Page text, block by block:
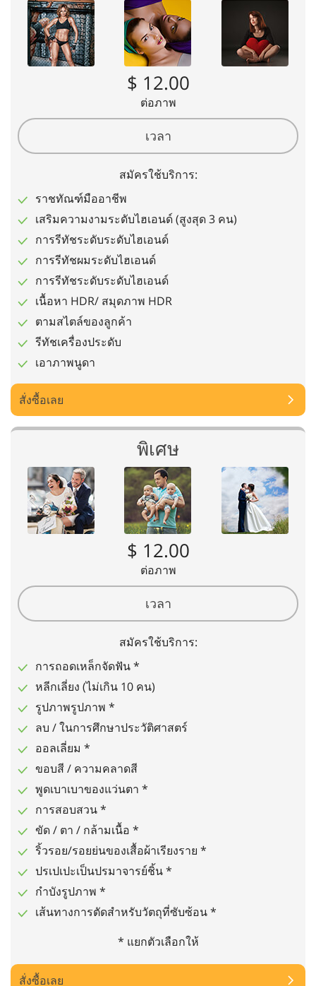
$ 12.00
ต่อภาพ
เวลา
สมัครใช้บริการ:
ราชทัณฑ์มืออาชีพ
เสริมความงามระดับไฮเอนด์ (สูงสุด 3 คน)
การรีทัชระดับระดับไฮเอนด์
การรีทัชผมระดับไฮเอนด์
การรีทัชระดับระดับไฮเอนด์
เนื้อหา HDR/ สมุดภาพ HDR
ตามสไตล์ของลูกค้า
รีทัชเครื่องประดับ
เอาภาพนูดา
สั่งซื้อเลย
พิเศษ
$ 12.00
ต่อภาพ
เวลา
สมัครใช้บริการ:
การถอดเหล็กจัดฟัน *
หลีกเลี่ยง (ไม่เกิน 10 คน)
รูปภาพรูปภาพ *
ลบ / ในการศึกษาประวัติศาสตร์
ออลเลี่ยม *
ขอบสี / ความคลาดสี
พูดเบาเบาของแว่นตา *
การสอบสวน *
ขัด / ตา / กล้ามเนื้อ *
ริ้วรอย/รอยย่นของเสื้อผ้าเรียงราย *
ปรเปเปะเป็นปรมาจารย์ชิ้น *
กำบังรูปภาพ *
เส้นทางการตัดสำหรับวัตถุที่ซับซ้อน *
* แยกตัวเลือกให้
สั่งซื้อเลย